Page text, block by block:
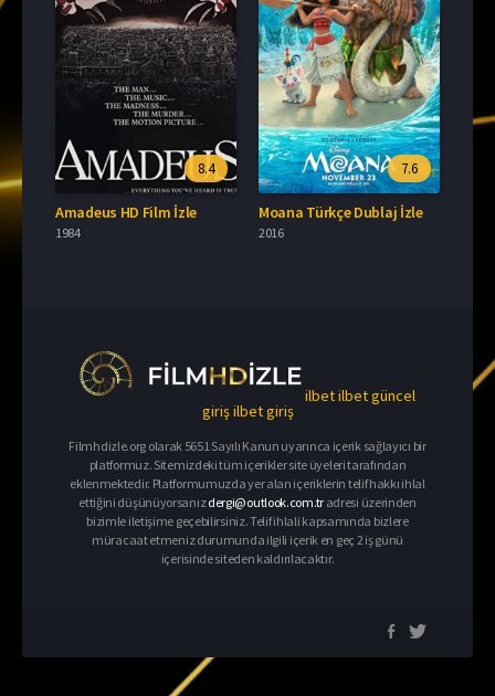
8.4
Amadeus HD Film İzle
1984
7.6
Moana Türkçe Dublaj İzle
2016
ilbetilbet güncel
girişilbet giriş
Filmhdizle.org olarak 5651 Sayılı Kanun uyarınca içerik sağlayıcı bir
platformuz. Sitemizdeki tüm içerikler site üyeleri tarafından
eklenmektedir. Platformumuzda yer alan içeriklerin telif hakkı ihlal
ettiğini düşünüyorsanızdergi@outlook.com.tr adresi üzerinden
bizimle iletişime geçebilirsiniz. Telif ihlali kapsamında bizlere
müracaat etmeniz durumunda ilgili içerik en geç 2 iş günü
içerisinde siteden kaldırılacaktır.